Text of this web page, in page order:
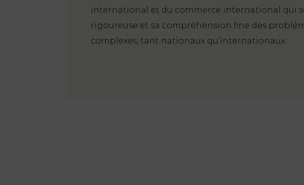
international et du commerce international qui
rigoureuse et sa compréhension fine des
complexes, tant nationaux qu’internationaux.